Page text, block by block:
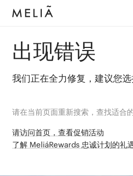
出现错误
我们正在全力修复，建议您选
请在当前页面重新搜索，查找适合
请访问首页，查看促销活动
了解 MeliáRewards 忠诚计划的礼